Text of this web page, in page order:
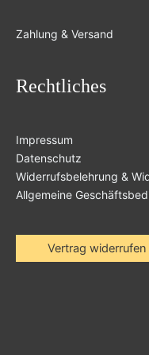
Zahlung & Versand
Rechtliches
Impressum
Datenschutz
Widerrufsbelehrung &
Allgemeine
Vertrag widerrufen